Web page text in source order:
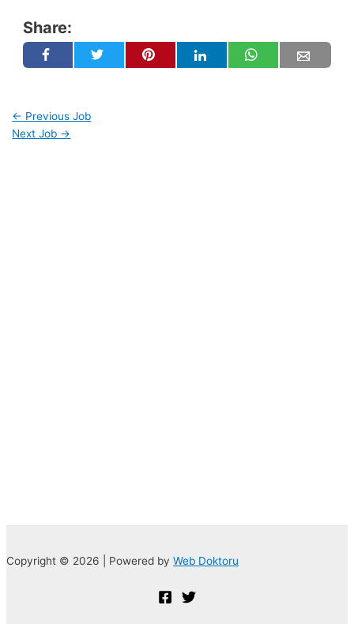
Share:
← Previous Job
Next Job →
Copyright © 2026 | Powered by Web Doktoru